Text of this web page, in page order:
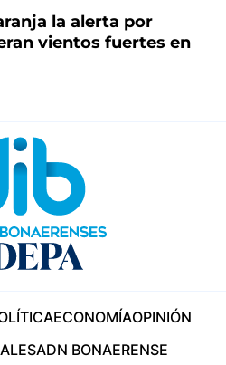
la alerta por
vientos fuertes en
ECONOMÍAOPINIÓN
ADN BONAERENSE